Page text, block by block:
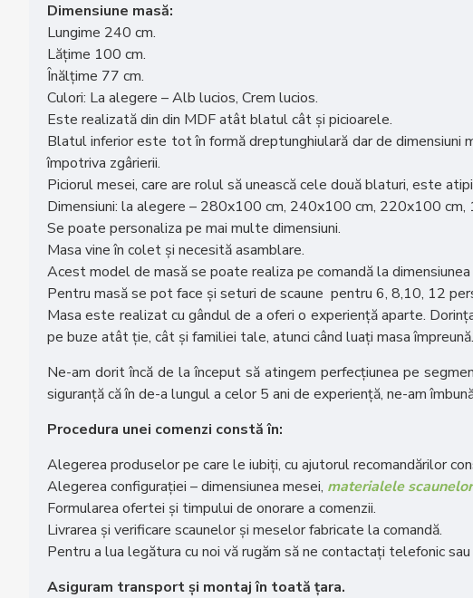
Dimensiune masă:
Lungime 240 cm.
Lățime 100 cm.
Înălțime 77 cm.
Culori: La alegere – Alb lucios, Crem lucios.
Este realizată din din MDF atât blatul cât și picioarele.
Blatul inferior este tot în formă dreptunghiulară dar de dimensiuni
împotriva zgârierii.
Piciorul mesei, care are rolul să unească cele două blaturi, este
Dimensiuni: la alegere – 280x100 cm, 240x100 cm, 220x100 cm,
Se poate personaliza pe mai multe dimensiuni.
Masa vine în colet și necesită asamblare.
Acest model de masă se poate realiza pe comandă la
Pentru masă se pot face și seturi de scaune pentru 6, 8,10, 12
Masa este realizat cu gândul de a oferi o experiență aparte.
pe buze atât ție, cât și familiei tale, atunci când luați masa împreună.
Ne-am dorit încă de la început să atingem perfecțiunea pe
siguranță că în de-a lungul a celor 5 ani de experiență, ne-am
Procedura unei comenzi constă în:
Alegerea produselor pe care le iubiți, cu ajutorul recomandărilor
Alegerea configurației – dimensiunea mesei, materialele
Formularea ofertei și timpului de onorare a comenzii.
Livrarea și verificare scaunelor și meselor fabricate la comandă.
Pentru a lua legătura cu noi vă rugăm să ne contactați telefonic
Asiguram transport și montaj în toată țara.